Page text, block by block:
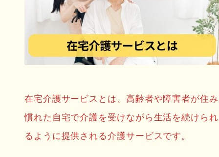
在宅介護サービスとは、高齢者や障害者が住み
慣れた自宅で介護を受けながら生活を続けられ
るように提供される介護サービスです。